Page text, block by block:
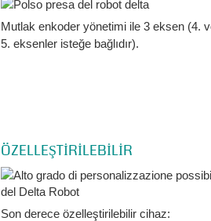
Mutlak enkoder yönetimi ile 3 eksen (4.
5. eksenler isteğe bağlıdır).
ÖZELLEŞTİRİLEBİLİR
Son derece özelleştirilebilir cihaz: